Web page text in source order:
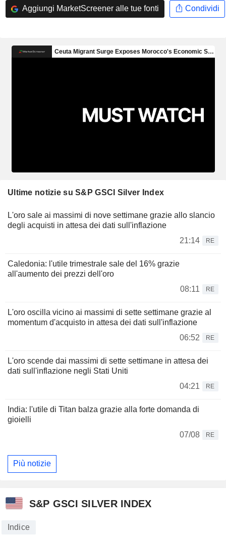
Aggiungi MarketScreener alle tue fonti Condividi
Ultime notizie su S&P GSCI Silver Index
L'oro sale ai massimi di nove settimane grazie allo slancio
degli acquisti in attesa dei dati sull'inflazione
21:14
RE
Caledonia: l'utile trimestrale sale del 16% grazie
all'aumento dei prezzi dell'oro
08:11
RE
L'oro oscilla vicino ai massimi di sette settimane grazie al
momentum d'acquisto in attesa dei dati sull'inflazione
06:52
RE
L'oro scende dai massimi di sette settimane in attesa dei
dati sull'inflazione negli Stati Uniti
04:21
RE
India: l'utile di Titan balza grazie alla forte domanda di
gioielli
07/08
RE
Più notizie
S&P GSCI SILVER INDEX
Indice